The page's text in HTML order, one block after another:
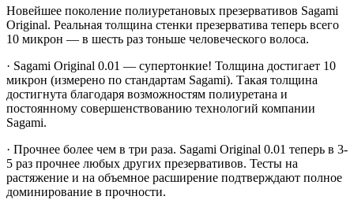
Новейшее поколение полиуретановых презервативов Sagami
Оriginal. Реальная толщина стенки презерватива теперь всего
10 микрон — в шесть раз тоньше человеческого волоса.
· Sagami Original 0.01 — супертонкие! Толщина достигает 10
микрон (измерено по стандартам Sagami). Такая толщина
достигнута благодаря возможностям полиуретана и
постоянному совершенствованию технологий компании
Sagami.
· Прочнее более чем в три раза. Sagami Original 0.01 теперь в 3-
5 раз прочнее любых других презервативов. Тесты на
растяжение и на объемное расширение подтверждают полное
доминирование в прочности.